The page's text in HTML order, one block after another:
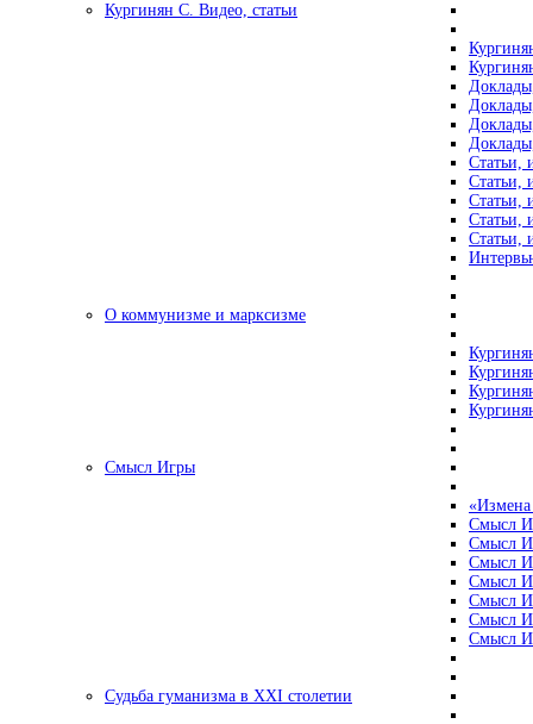
Кургинян С. Видео, статьи
Статьи,
Статьи,
Статьи,
Статьи,
Статьи,
О коммунизме и марксизме
Смысл Игры
«Измена
Смысл
Смысл
Смысл
Смысл
Смысл
Смысл
Смысл
Судьба гуманизма в XXI столетии